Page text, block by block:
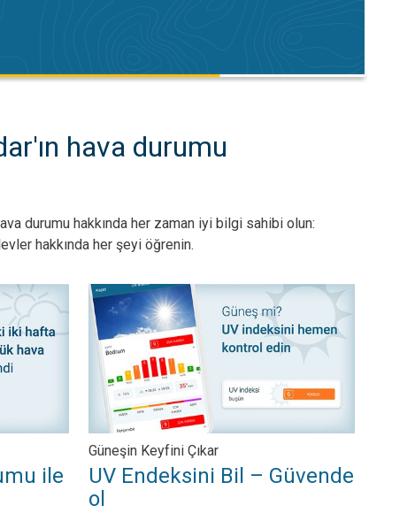
hava durumu
durumu hakkında her zaman iyi bilgi sahibi olun:
hakkında her şeyi öğrenin.
Haftanın hava durumu. . .
ile
UV Endeksini Bil – Güvende ol. Güneşin Keyfini Çıkar. . .
Güneşin Keyfini Çıkar
UV Endeksini Bil – Güvende
ol